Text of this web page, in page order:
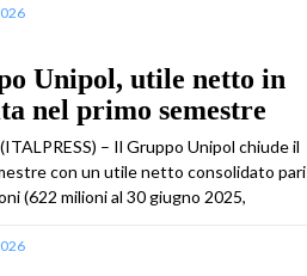
Unipol, utile netto in
nel primo semestre
– Il Gruppo Unipol chiude il
con un utile netto consolidato pari
(622 milioni al 30 giugno 2025,